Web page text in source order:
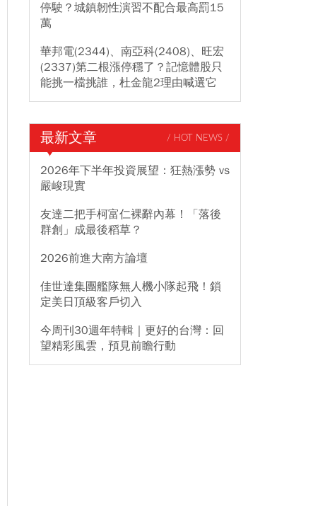
停駛？城鎮韌性演習不配合最高罰15
萬
華邦電(2344)、南亞科(2408)、旺宏
(2337)第二根漲停穩了？記憶體股只
能挑一檔挑誰，杜金龍2理由喊選它
最新文章 / HOT NEWS /
2026年下半年投資展望：狂熱漲勢 vs
嚴峻現實
友達二把手柯富仁裸辭內幕！「落後
群創」成最後稻草？
2026前進大南方論壇
佳世達集團艦隊無人機小隊起飛！鎖
定美日頂級客戶切入
今周刊30週年特輯｜更好的台灣：回
望精彩風雲，預見前瞻行動